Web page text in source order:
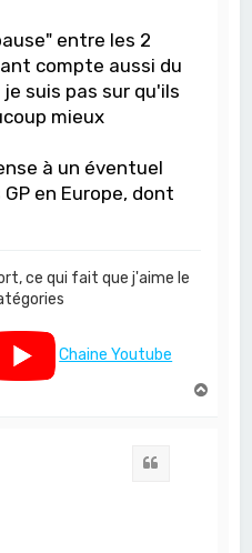
entre les 2
compte aussi du
je suis pas sur qu'ils
mieux
à un éventuel
en Europe, dont
ce qui fait que j'aime le
Chaine Youtube